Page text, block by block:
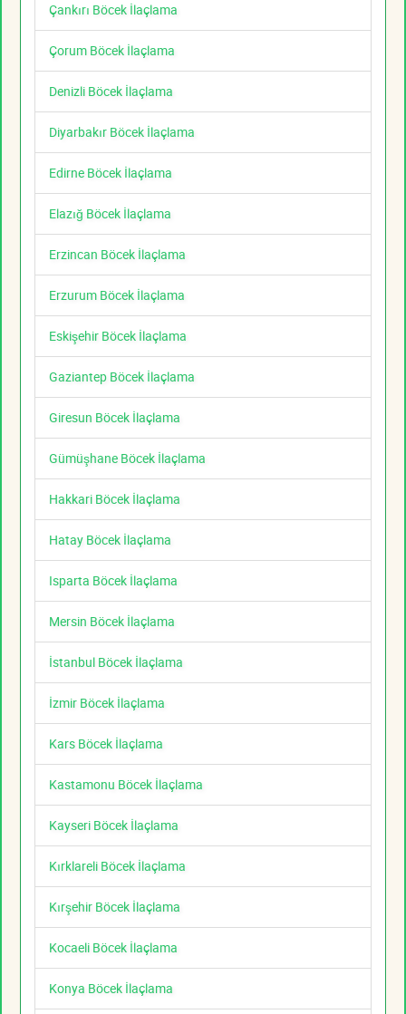
Çankırı Böcek İlaçlama
Çorum Böcek İlaçlama
Denizli Böcek İlaçlama
Diyarbakır Böcek İlaçlama
Edirne Böcek İlaçlama
Elazığ Böcek İlaçlama
Erzincan Böcek İlaçlama
Erzurum Böcek İlaçlama
Eskişehir Böcek İlaçlama
Gaziantep Böcek İlaçlama
Giresun Böcek İlaçlama
Gümüşhane Böcek İlaçlama
Hakkari Böcek İlaçlama
Hatay Böcek İlaçlama
Isparta Böcek İlaçlama
Mersin Böcek İlaçlama
İstanbul Böcek İlaçlama
İzmir Böcek İlaçlama
Kars Böcek İlaçlama
Kastamonu Böcek İlaçlama
Kayseri Böcek İlaçlama
Kırklareli Böcek İlaçlama
Kırşehir Böcek İlaçlama
Kocaeli Böcek İlaçlama
Konya Böcek İlaçlama